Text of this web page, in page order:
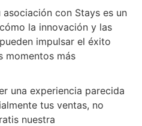
con Stays es un
la innovación y las
impulsar el éxito
momentos más
una experiencia parecida
tus ventas, no
nuestra